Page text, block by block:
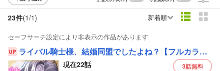
23件(1/1) 新着順
セーフサーチ設定により非表示の作品があります
ライバル騎士様、結婚同盟でしたよね？【フルカラー】
現在22話 3話無料